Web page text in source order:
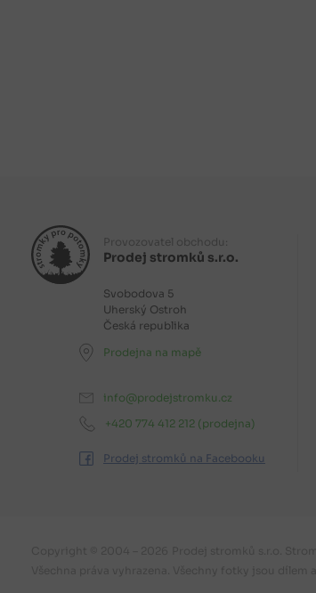
Provozovatel obchodu:
Prodej stromků s.r.o.
Svobodova 5
Uherský Ostroh
Česká republika
Prodejna na mapě
info@prodejstromku.cz
+420 774 412 212 (prodejna)
Prodej stromků na Facebooku